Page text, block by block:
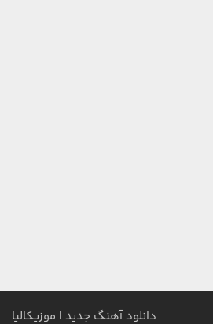
دانلود آهنگ جدید | موزیکالیا